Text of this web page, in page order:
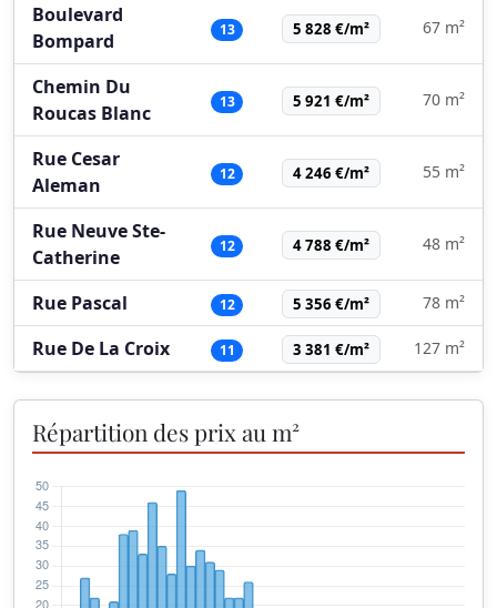
Boulevard
Bompard
13 5 828 €/m² 67 m²
Chemin Du
Roucas Blanc
13 5 921 €/m² 70 m²
Rue Cesar
Aleman
12 4 246 €/m² 55 m²
Rue Neuve Ste-
Catherine
12 4 788 €/m² 48 m²
Rue Pascal 12 5 356 €/m² 78 m²
Rue De La Croix 11 3 381 €/m² 127 m²
Répartition des prix au m²